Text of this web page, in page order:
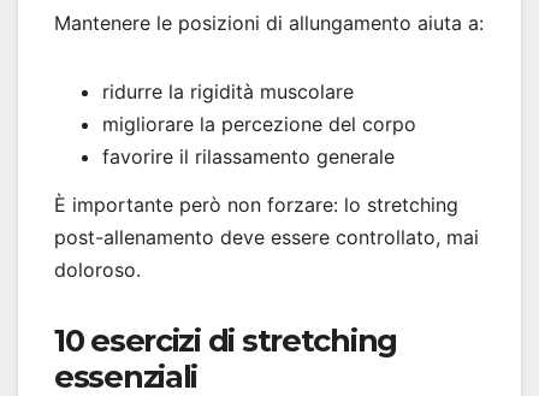
Mantenere le posizioni di allungamento aiuta a:
ridurre la rigidità muscolare
migliorare la percezione del corpo
favorire il rilassamento generale
È importante però non forzare: lo stretching
post-allenamento deve essere controllato, mai
doloroso.
10 esercizi di stretching
essenziali